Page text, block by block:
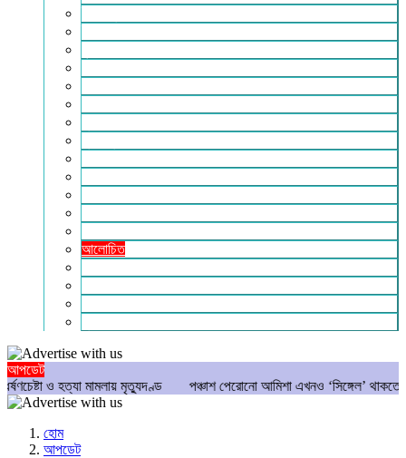
আলোচিত
আপডেট
ও হত্যা মামলায় মৃত্যুদণ্ড
পঞ্চাশ পেরোনো আমিশা এখনও ‘সিঙ্গেল’ থাকতে চান
হোম
আপডেট